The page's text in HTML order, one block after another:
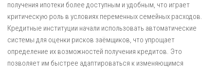
получения ипотеки более доступным и удобным, что играет
критическую роль в условиях переменных семейных расходов.
Кредитные институции начали использовать автоматические
системы для оценки рисков заёмщиков, что упрощает
определение их возможностей получения кредитов. Это
позволяет им быстрее адаптироваться к изменяющимся